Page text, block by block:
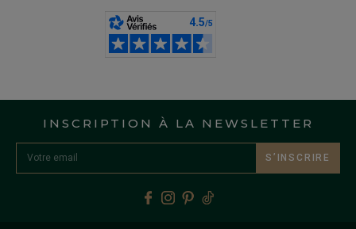
INSCRIPTION À LA NEWSLETTER
S’INSCRIRE